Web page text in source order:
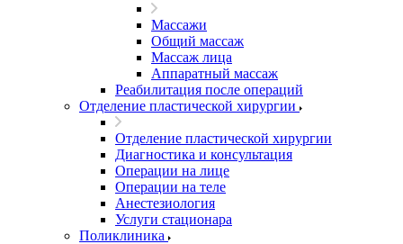
Массажи
Общий массаж
Массаж лица
Аппаратный массаж
Реабилитация после операций
Отделение пластической хирургии
Отделение пластической хирургии
Диагностика и консультация
Операции на лице
Операции на теле
Анестезиология
Услуги стационара
Поликлиника